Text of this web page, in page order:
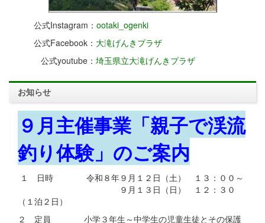
公式Instagram： ootaki_ogenki
公式Facebook： 大滝げんきプラザ
公式youtube： 埼玉県立大滝げんきプラザ
お知らせ
９月主催事業「親子で渓流
釣り体験」のご案内
１ 日時 令和８年９月１２日（土） １３：００～
９月１３日（日） １２：３０
（１泊２日）
２ 定員 小学３年生～中学生の児童生徒とその保護